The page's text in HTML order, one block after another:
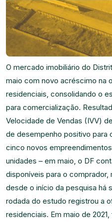
O mercado imobiliário do
maio com novo acréscimo na
residenciais, consolidando o
para comercialização.
Velocidade de Vendas (IVV)
de desempenho positivo para
cinco novos
unidades – em maio, o DF
disponíveis para o comprador,
desde o início da pesquisa há
rodada do estudo registrou a
residenciais. Em maio de